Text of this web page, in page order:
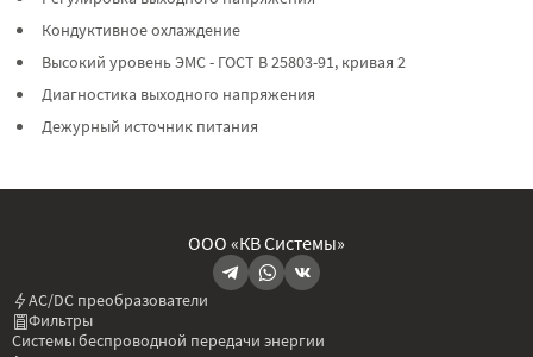
Кондуктивное охлаждение
Высокий уровень ЭМС - ГОСТ В 25803-91, кривая 2
Диагностика выходного напряжения
Дежурный источник питания
ООО «КВ Системы»
AC/DC преобразователи
Фильтры
Системы беспроводной передачи энергии